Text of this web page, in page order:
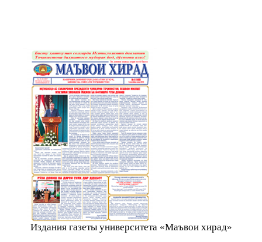
Издания газеты университета «Маъвои хирад»